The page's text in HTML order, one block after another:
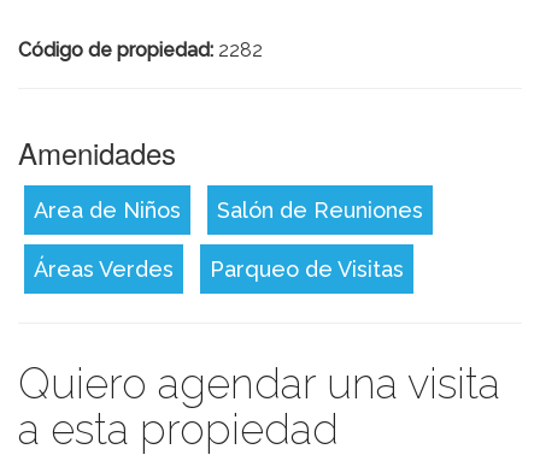
Código de propiedad: 2282
Amenidades
Area de Niños Salón de Reuniones
Áreas Verdes Parqueo de Visitas
Quiero agendar una visita
a esta propiedad